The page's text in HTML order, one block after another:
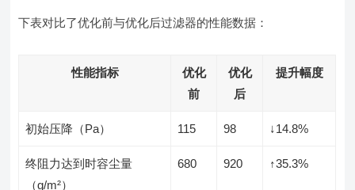
下表对比了优化前与优化后过滤器的性能数据：
性能指标
优化
前
优化
后
提升幅度
初始压降（Pa） 115 98 ↓14.8%
终阻力达到时容尘量
（g/m²）
680 920 ↑35.3%